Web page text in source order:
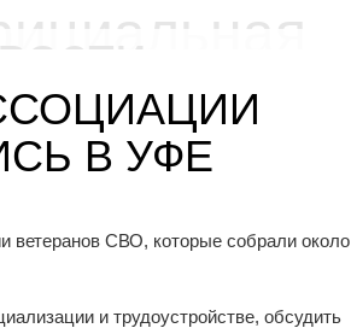
новости:
бы о Вас узнали?
объявление.
В УФЕ
ветеранов СВО, которые собрали около
и трудоустройстве, обсудить